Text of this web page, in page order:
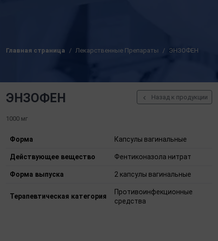
Главная страница Лекарственные Препараты ЭНЗОФЕН
ЭНЗОФЕН Назад к продукции
1000 мг
Форма Капсулы вагинальные
Действующее вещество Фентиконазола нитрат
Форма выпуска 2 капсулы вагинальные
Терапевтическая категория
Противоинфекционные
средства